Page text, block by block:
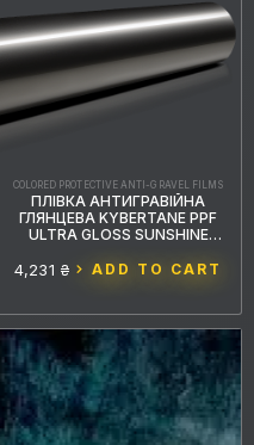
COLORED PROTECTIVE ANTI-GRAVEL FILMS
ПЛІВКА АНТИГРАВІЙНА
ГЛЯНЦЕВА KYBERTANE PPF
ULTRA GLOSS SUNSHINE
4,231 ₴ ADD TO CART